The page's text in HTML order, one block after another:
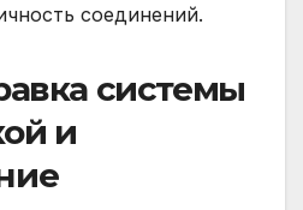
соединений.
системы
и